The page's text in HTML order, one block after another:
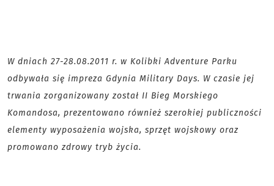
W dniach 27-28.08.2011 r. w Kolibki Adventure Parku
odbywała się impreza Gdynia Military Days. W czasie jej
trwania zorganizowany został II Bieg Morskiego
Komandosa, prezentowano również szerokiej publiczności
elementy wyposażenia wojska, sprzęt wojskowy oraz
promowano zdrowy tryb życia.